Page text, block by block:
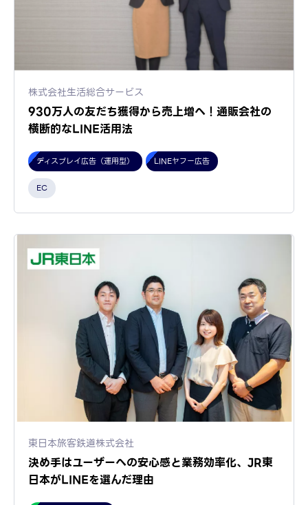
株式会社生活総合サービス
930万人の友だち獲得から売上増へ！通販会社の
横断的なLINE活用法
ディスプレイ広告（運用型） LINEヤフー広告
EC
東日本旅客鉄道株式会社
決め手はユーザーへの安心感と業務効率化、JR東
日本がLINEを選んだ理由